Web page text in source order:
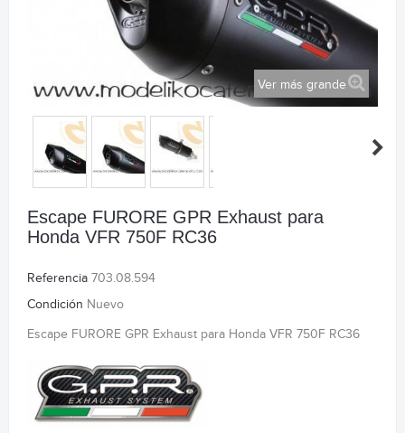
Ver más grande
Escape FURORE GPR Exhaust para
Honda VFR 750F RC36
Referencia 703.08.594
Condición Nuevo
Escape FURORE GPR Exhaust para Honda VFR 750F RC36